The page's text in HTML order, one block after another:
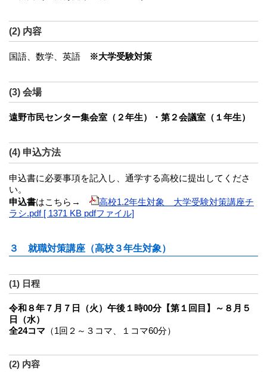
(2) 内容
国語、数学、英語 ※大学受験対策
(3) 会場
遠野市民センター集会室（２年生）・第２会議室（１年生）
(4) 申込方法
申込書に必要事項を記入し、通学する高校に提出してくださ
い。
申込書はこちら→
高校1.2年生対象 大学受験対策講座チ
ラシ.pdf [ 1371 KB pdfファイル]
３ 就職対策講座（高校３年生対象）
(1) 日程
令和８年７月７日（火）午後１時00分【第１回目】～８月５
日（水）
全24コマ （1回２～３コマ、１コマ60分）
(2) 内容